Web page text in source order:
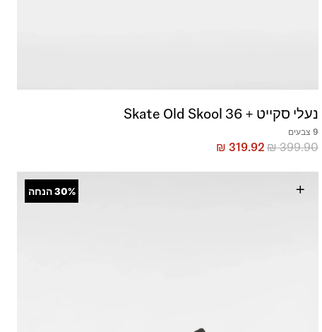
נעלי סקייט + Skate Old Skool 36
9 צבעים
₪399.90
₪ 319.92
+
30%הנחה